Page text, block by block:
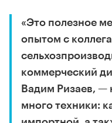
«Это полезное
опытом с
коммерческий
Вадим Ризаев, —
много техники: